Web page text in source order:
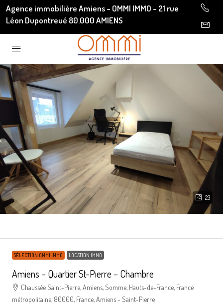
Agence immobilière Amiens - OMMI IMMO - 21 rue
Léon Dupontreué 80.000 AMIENS
23
SÉLECTION OMMI IMMO LOCATION IMMO
Amiens – Quartier St-Pierre – Chambre
Chaussée Saint-Pierre, Amiens, Somme, Hauts-de-France, France
métropolitaine, 80000, France, Amiens - Saint-Pierre